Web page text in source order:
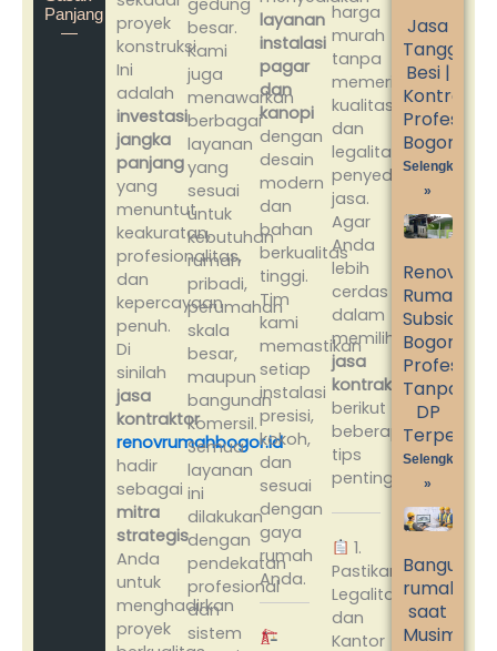
Panjang
—
proyek
konstruksi.
Ini
adalah
investasi
jangka
panjang
yang
menuntut
keakuratan,
profesionalitas,
dan
kepercayaan
penuh.
Di
sinilah
jasa
kontraktor
renovrumahbogor.id
hadir
sebagai
mitra
strategis
Anda
untuk
menghadirkan
proyek
gedung
besar.
Kami
juga
menawarkan
berbagai
layanan
yang
sesuai
untuk
kebutuhan
rumah
pribadi,
perumahan
skala
besar,
maupun
bangunan
komersil.
Semua
layanan
ini
dilakukan
dengan
pendekatan
profesional
dan
sistem
layanan
instalasi
pagar
dan
kanopi
dengan
desain
modern
dan
bahan
berkualitas
tinggi.
Tim
kami
memastikan
setiap
instalasi
presisi,
kokoh,
dan
sesuai
dengan
gaya
rumah
Anda.
harga
murah
tanpa
memeriksa
kualitas
dan
legalitas
penyedia
jasa.
Agar
Anda
lebih
cerdas
dalam
memilih
jasa
kontraktor,
berikut
beberapa
tips
penting:
1.
Pastikan
Legalitas
dan
Kantor
Jasa
Tangga
Besi |
Bogor
Selengkapnya
»
Renovasi
Rumah
Subsidi
Bogor
Tanpa
DP
Selengkapnya
»
Bangun
rumah
saat
Musim